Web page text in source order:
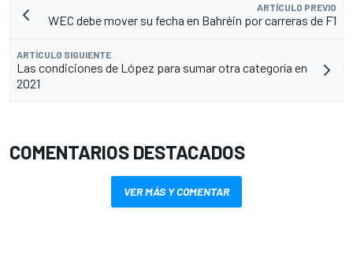
ARTÍCULO PREVIO
WEC debe mover su fecha en Bahréin por carreras de F1
ARTÍCULO SIGUIENTE
Las condiciones de López para sumar otra categoría en
2021
COMENTARIOS DESTACADOS
VER MÁS Y COMENTAR